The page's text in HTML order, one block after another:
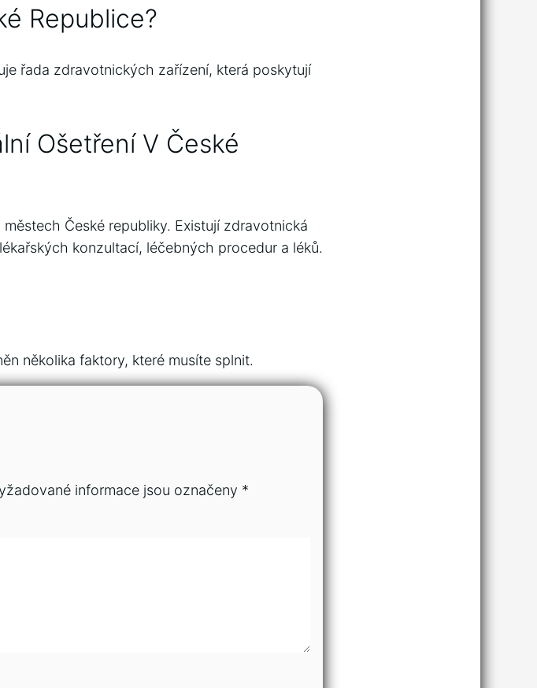
Republice?
řada zdravotnických zařízení, která poskytují
Ošetření V České
České republiky. Existují zdravotnická
konzultací, léčebných procedur a léků.
několika faktory, které musíte splnit.
informace jsou označeny *